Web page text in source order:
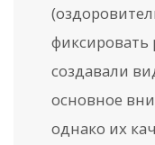
создавали
основное
однако их